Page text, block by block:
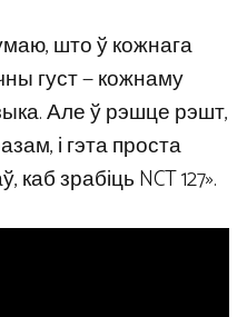
што ў кожнага
густ — кожнаму
Але ў рэшце рэшт,
і гэта проста
зрабіць NCT 127».